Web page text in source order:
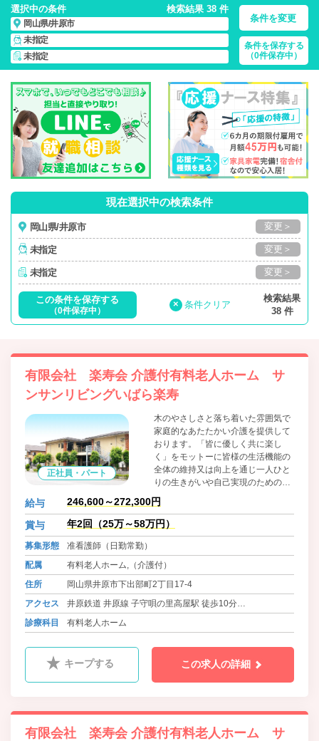
選択中の条件 検索結果 38 件
岡山県/井原市
未指定
未指定
条件を変更
条件を保存する
（0件保存中）
岡山県/井原市/正社員・パート・応援ナース・派遣の 看護師求
人・派遣・転職・募集一覧
現在選択中の検索条件
岡山県/井原市 変更＞
未指定 変更＞
未指定 変更＞
この条件を保存する
（0件保存中）
× 条件クリア
検索結果
38 件
有限会社 楽寿会 介護付有料老人ホーム サ
ンサンリビングいばら楽寿
正社員・パート
木のやさしさと落ち着いた雰囲気で
家庭的なあたたかい介護を提供して
おります。「皆に優しく共に楽し
く」をモットーに皆様の生活機能の
全体の維持又は向上を通じ一人ひと
りの生きがいや自己実現のための取
り組みを総合的に支援し、生活の質
の向上に努めております。食材は地
場のものにこだわり、魚は魚市場、
お米は井原産のものを使用していま
ただきたいと、和食を中心に洋食、
中華とバラエティに富んだメニュー
を用意し、管理栄養士がご入居者様
の体調や健康面も考慮して、栄養価
が高くバランスの取れた食事を毎日
給与 246,600～272,300円
賞与 年2回（25万～58万円）
募集形態
准看護師（日勤常勤）
配属
有料老人ホーム,（介護付）
住所
岡山県井原市下出部町2丁目17-4
アクセス
井原鉄道 井原線 子守唄の里高屋駅 徒歩10分
バス 井原あいあいバス 下出部町二丁目 徒歩2分
診療科目 有料老人ホーム
キープする この求人の詳細
有限会社 楽寿会 介護付有料老人ホーム サ